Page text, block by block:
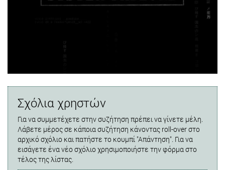
Σχόλια χρηστών
Για να συμμετέχετε στην συζήτηση πρέπει να γίνετε μέλη.
Λάβετε μέρος σε κάποια συζήτηση κάνοντας roll-over στο
αρχικό σχόλιο και πατήστε το κουμπί "Απάντηση". Για να
εισάγετε ένα νέο σχόλιο χρησιμοποιήστε την φόρμα στο
τέλος της λίστας.